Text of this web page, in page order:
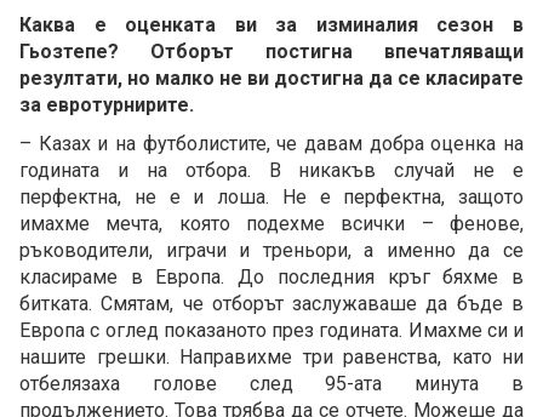
Каква е оценката ви за изминалия сезон в
Гьозтепе? Отборът постигна впечатляващи
резултати, но малко не ви достигна да се класирате
за евротурнирите.
– Казах и на футболистите, че давам добра оценка на
годината и на отбора. В никакъв случай не е
перфектна, не е и лоша. Не е перфектна, защото
имахме мечта, която подехме всички – фенове,
ръководители, играчи и треньори, а именно да се
класираме в Европа. До последния кръг бяхме в
битката. Смятам, че отборът заслужаваше да бъде в
Европа с оглед показаното през годината. Имахме си и
нашите грешки. Направихме три равенства, като ни
отбелязаха голове след 95-ата минута в
продължението. Това трябва да се отчете. Можеше да